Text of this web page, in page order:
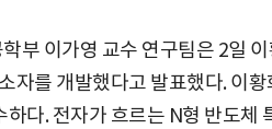
부 이가영 교수 연구팀은 2일
자를 개발했다고 발표했다. 이
하다. 전자가 흐르는 N형 반도체